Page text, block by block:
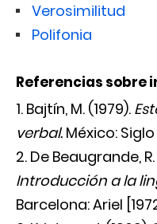
Verosimilitud
Polifonia
Referencias sobre
Bajtín, M. (1979).
verbal. México: Siglo
De Beaugrande, R.
Introducción a la
Barcelona: Ariel